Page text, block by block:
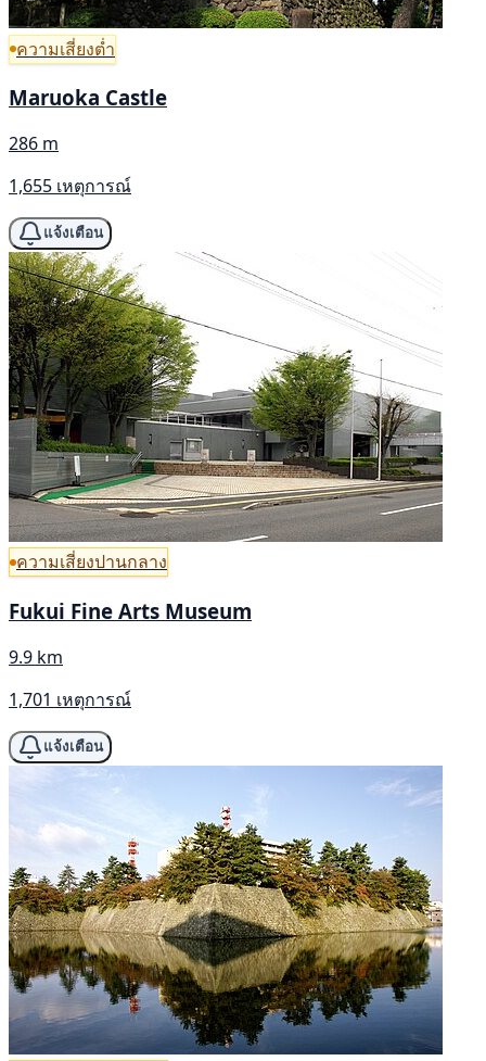
ความเสี่ยงต่ำ
Maruoka Castle
286 m
1,655 เหตุการณ์
แจ้งเตือน
ความเสี่ยงปานกลาง
Fukui Fine Arts Museum
9.9 km
1,701 เหตุการณ์
แจ้งเตือน